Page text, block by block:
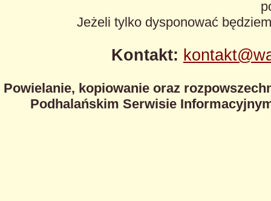
Jeżeli tylko dysponować
Kontakt:
Powielanie, kopiowanie oraz
Podhalańskim Serwisie